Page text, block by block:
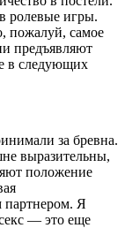
ролевые игры.
пожалуй, самое
предъявляют
в следующих
за бревна.
выразительны,
положение
партнером. Я
— это еще